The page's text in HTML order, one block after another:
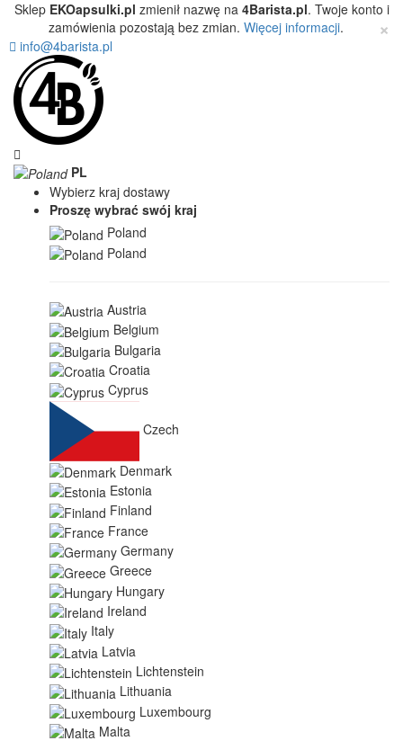
Sklep EKOapsulki.pl zmienił nazwę na 4Barista.pl. Twoje konto i
zamówienia pozostają bez zmian. Więcej informacji. ×
info@4barista.pl
PL
Wybierz kraj dostawy
Proszę wybrać swój kraj
Poland
Poland
Austria
Belgium
Bulgaria
Croatia
Cyprus
Czech
Denmark
Estonia
Finland
France
Germany
Greece
Hungary
Ireland
Italy
Latvia
Lichtenstein
Lithuania
Luxembourg
Malta